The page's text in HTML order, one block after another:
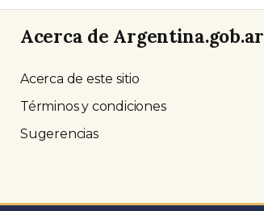
Acerca de Argentina.gob.ar
Acerca de este sitio
Términos y condiciones
Sugerencias